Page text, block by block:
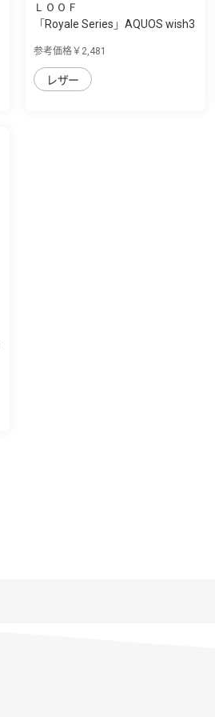
ＬＯＯＦ
「Royale Series」AQUOS wish3
参考価格￥2,481
レザー